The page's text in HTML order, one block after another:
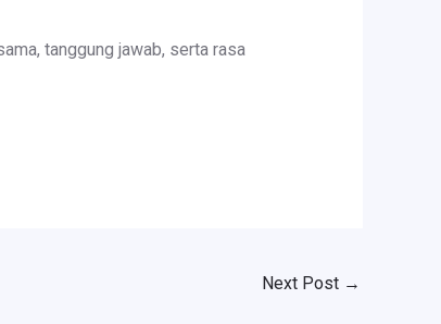
tanggung jawab, serta rasa
Next Post →